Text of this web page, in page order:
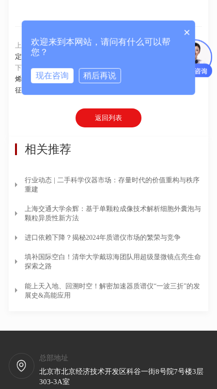
上一篇：国家标准化管理委员会对《蜂蜜中氯霉素残留量的测
定方法 气相色谱-质谱法》等12项国家标准复审结论进行公示
下一篇：全国塑料标准化技术委员会发布国家标准《塑料 聚乙
烯环境应力开裂（ESC）的测定 全缺口蠕变试验（FNCT）》
征求意见稿
返回列表
相关推荐
行业动态 | 二手科学仪器市场：存量时代的价值重构与秩序
重建
上海交通大学余辉：基于单颗粒成像技术解析细胞外囊泡与
颗粒异质性新方法
进口依赖下降？揭秘2024年质谱仪市场的繁荣与竞争
填补国际空白！清华大学戴琼海团队用超级显微镜点亮生命
探索之路
能上天入地、回溯时空！解密加速器质谱仪“一波三折”的发
展史&高能应用
总部地址
北京市北京经济技术开发区科谷一街8号院7号楼3层
303-3A室
×
欢迎来到本网站，请问有什么可以帮
您？
现在咨询 稍后再说